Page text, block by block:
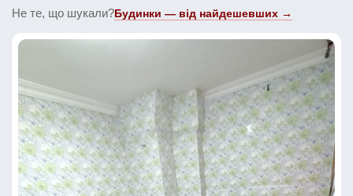
Не те, що шукали?Будинки — від найдешевших →